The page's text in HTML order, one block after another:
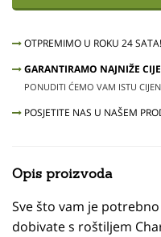
OTPREMIMO U ROKU 24 SATA!
GARANTIRAMO NAJNIŽE
PONUDITI ĆEMO VAM ISTU
POSJETITE NAS U NAŠEM
Opis proizvoda
Sve što vam je
dobivate s roštiljem